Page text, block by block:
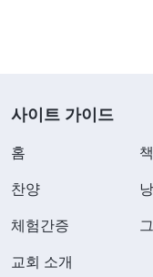
게 해 주겠다고 말
골수 무신론자였
마음 속 깊은 곳에
실을 받아들이고
사이트 가이드
홈 책
찬양
체험간증
교회 소개